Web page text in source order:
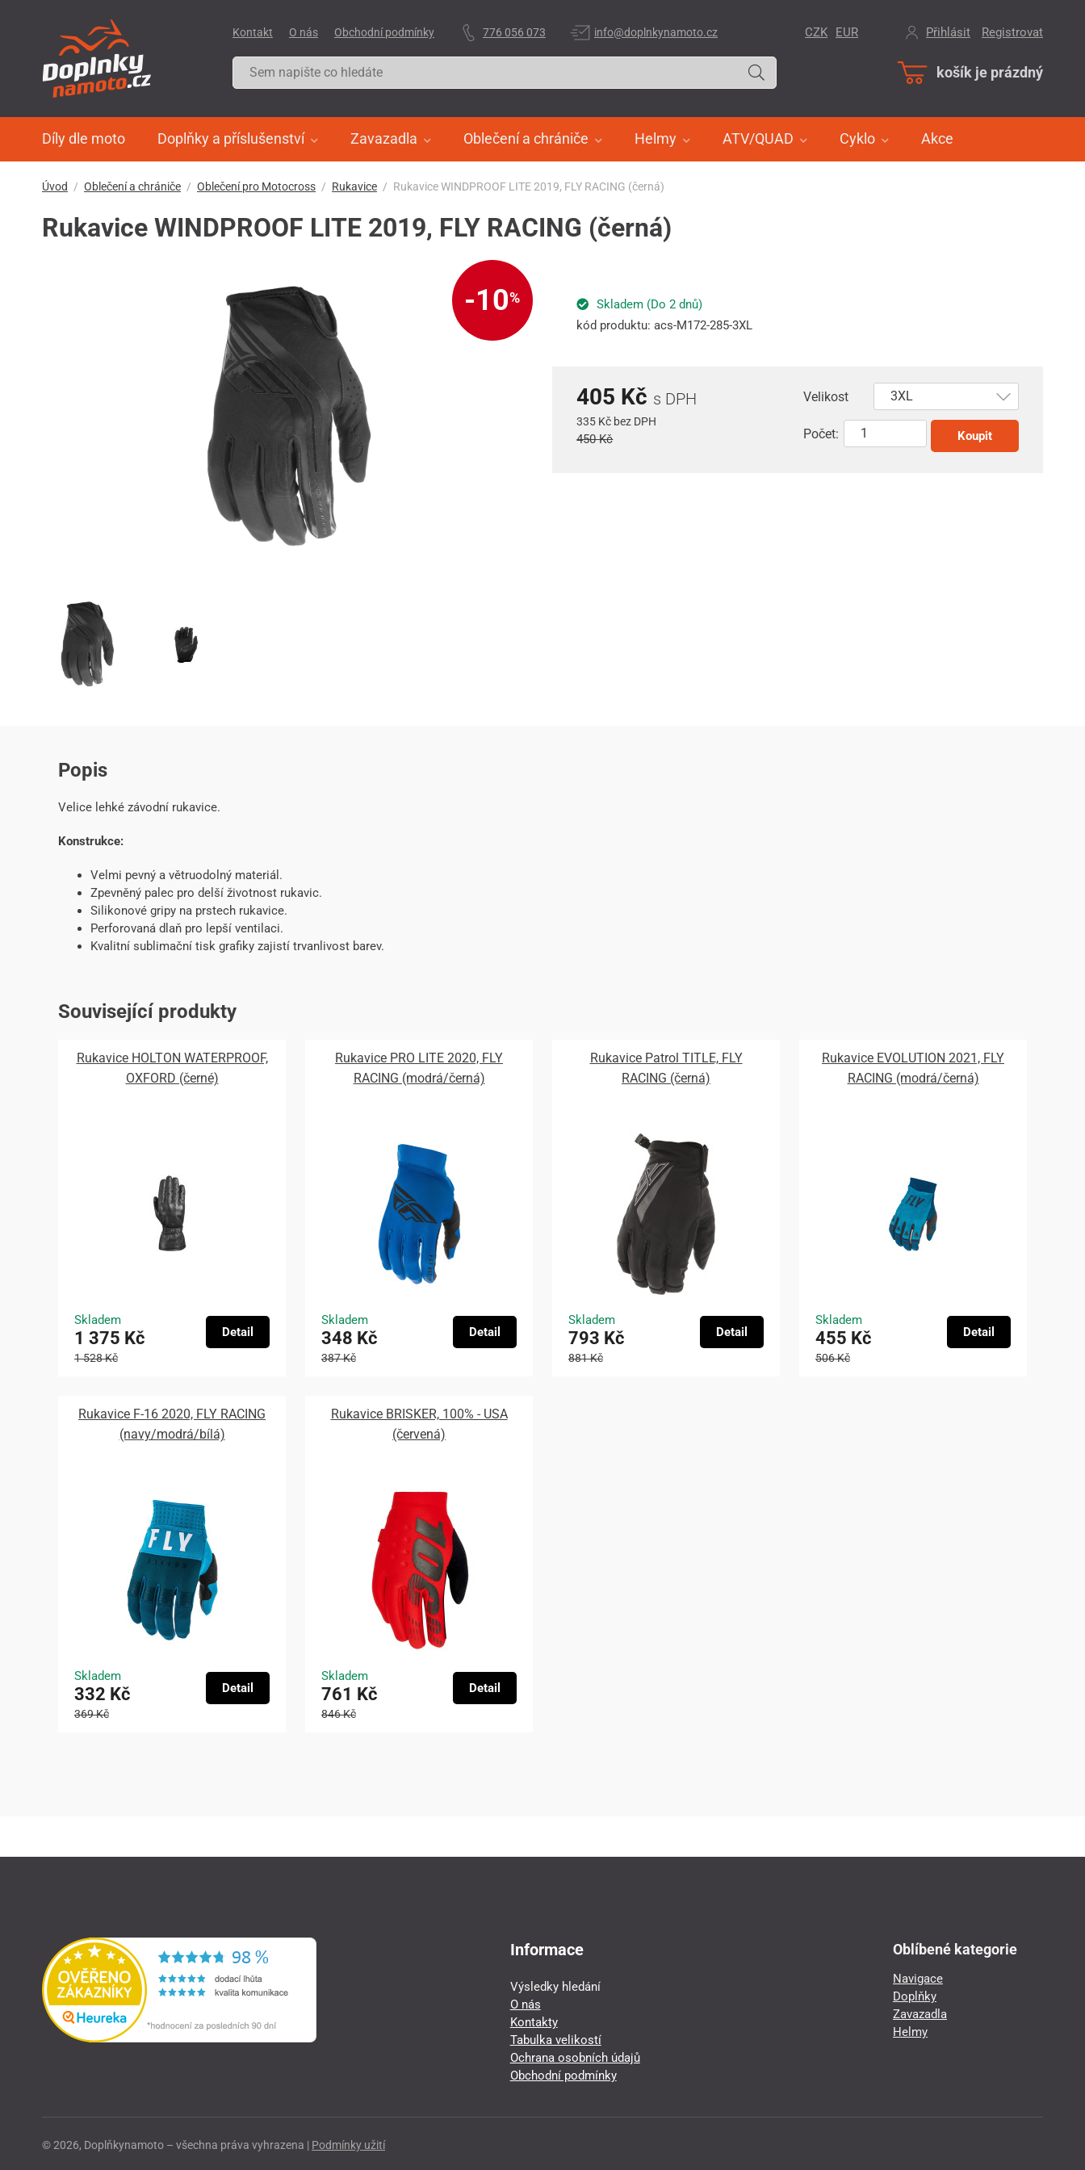
košík je prázdný
Díly dle moto Doplňky a příslušenství Zavazadla Oblečení a chrániče Helmy ATV/QUAD Cyklo Akce
CZK EUR Přihlásit Registrovat
Kontakt O nás Obchodní podmínky 776 056 073 info@doplnkynamoto.cz
Úvod Oblečení a chrániče Oblečení pro Motocross Rukavice Rukavice WINDPROOF LITE 2019, FLY RACING (černá)
Rukavice WINDPROOF LITE 2019, FLY RACING (černá)
-10%
Skladem (Do 2 dnů)
kód produktu: acs-M172-285-3XL
405 Kč s DPH
335 Kč bez DPH
450 Kč
Velikost
Počet: Koupit
Popis
Velice lehké závodní rukavice.
Konstrukce:
Velmi pevný a větruodolný materiál.
Zpevněný palec pro delší životnost rukavic.
Silikonové gripy na prstech rukavice.
Perforovaná dlaň pro lepší ventilaci.
Kvalitní sublimační tisk grafiky zajistí trvanlivost barev.
Související produkty
Rukavice HOLTON WATERPROOF,
OXFORD (černé)
Skladem
1 375 Kč
1 528 Kč
Detail
Rukavice PRO LITE 2020, FLY
RACING (modrá/černá)
Skladem
348 Kč
387 Kč
Detail
Rukavice Patrol TITLE, FLY
RACING (černá)
Skladem
793 Kč
881 Kč
Detail
Rukavice EVOLUTION 2021, FLY
RACING (modrá/černá)
Skladem
455 Kč
506 Kč
Detail
Rukavice F-16 2020, FLY RACING
(navy/modrá/bílá)
Skladem
332 Kč
369 Kč
Detail
Rukavice BRISKER, 100% - USA
(červená)
Skladem
761 Kč
846 Kč
Detail
Informace
Výsledky hledání
O nás
Kontakty
Tabulka velikostí
Ochrana osobních údajů
Obchodní podmínky
Oblíbené kategorie
Navigace
Doplňky
Zavazadla
Helmy
© 2026, Doplňkynamoto – všechna práva vyhrazena | Podmínky užití